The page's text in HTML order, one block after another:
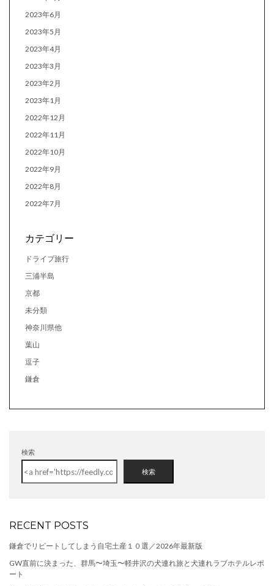
2023年6月
2023年5月
2023年4月
2023年3月
2023年2月
2023年1月
2022年12月
2022年11月
2022年10月
2022年9月
2022年8月
2022年7月
カテゴリー
ドライブ旅行
三浦半島
京都
未分類
神奈川県他
葉山
逗子
鎌倉
検索
検索
RECENT POSTS
鎌倉でリピートしてしまう自宅土産１０選／2026年最新版
GW直前に決まった、群馬〜埼玉〜軽井沢の犬連れ旅と犬連れラブホテルレポ
ート